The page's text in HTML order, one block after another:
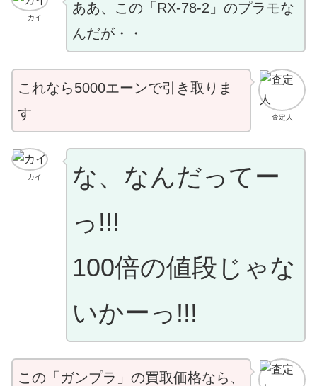
カイ
ああ、この「RX-78-2」のプラモな
んだが・・
査定人
これなら5000エーンで引き取りま
す
カイ
な、なんだってー
っ!!!
100倍の値段じゃな
いかーっ!!!
この「ガンプラ」の買取価格なら、